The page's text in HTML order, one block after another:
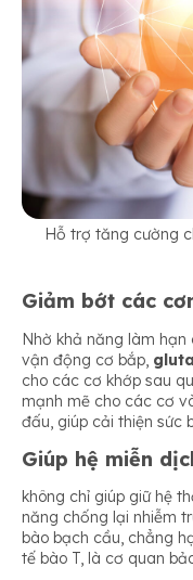
Hỗ trợ tăng cường
Giảm bớt các
Nhờ khả năng làm
vận động cơ bắp,
cho các cơ khớp sau
mạnh mẽ cho các cơ
đấu, giúp cải thiện sức
Giúp hệ miễn
không chỉ giúp giữ hệ
năng chống lại nhiễm
bào bạch cầu, chẳng
tế bào T, là cơ quan